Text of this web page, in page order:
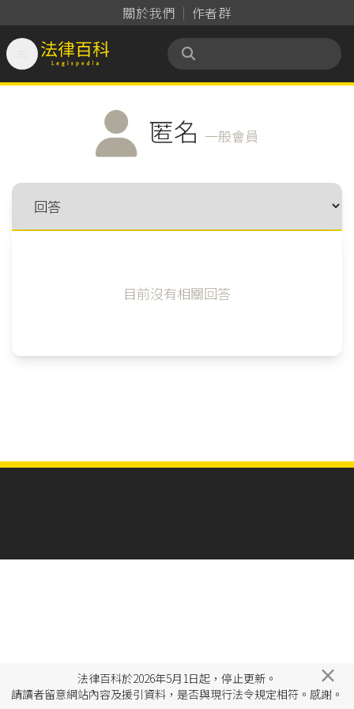
關於我們 作者群
法律百科 Legispedia
匿名 一般會員
目前沒有相關回答
法律百科於2026年5月1日起，停止更新。
請讀者留意網站內容及援引資料，是否與現行法令規定相符。感謝。
×